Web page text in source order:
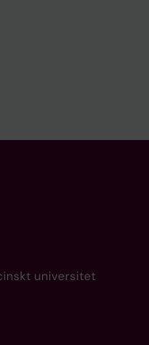
universitet